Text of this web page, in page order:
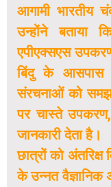
आगामी भारतीय
उन्होंने बताया
एपीएक्सएस
बिंदु के आसपास
संरचनाओं को
पर चास्ते
जानकारी देता है।
छात्रों को अंतरिक्ष
के उन्नत